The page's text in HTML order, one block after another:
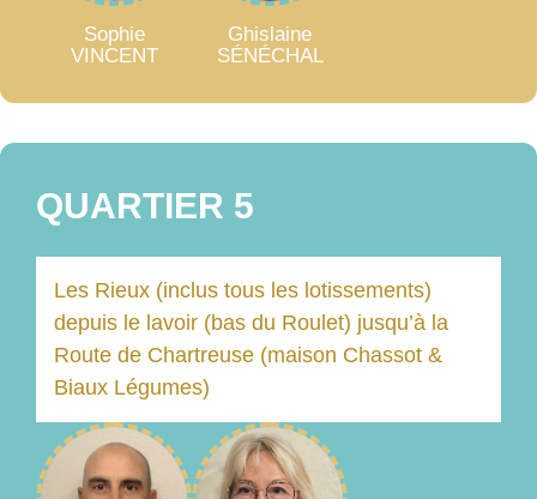
Sophie
VINCENT
Ghislaine
SÉNÉCHAL
QUARTIER 5
Les Rieux (inclus tous les lotissements)
depuis le lavoir (bas du Roulet) jusqu’à la
Route de Chartreuse (maison Chassot &
Biaux Légumes)